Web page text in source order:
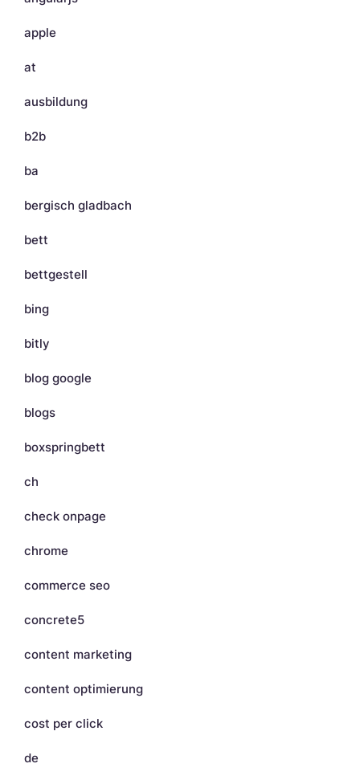
apple
at
ausbildung
b2b
ba
bergisch gladbach
bett
bettgestell
bing
bitly
blog google
blogs
boxspringbett
ch
check onpage
chrome
commerce seo
concrete5
content marketing
content optimierung
cost per click
de